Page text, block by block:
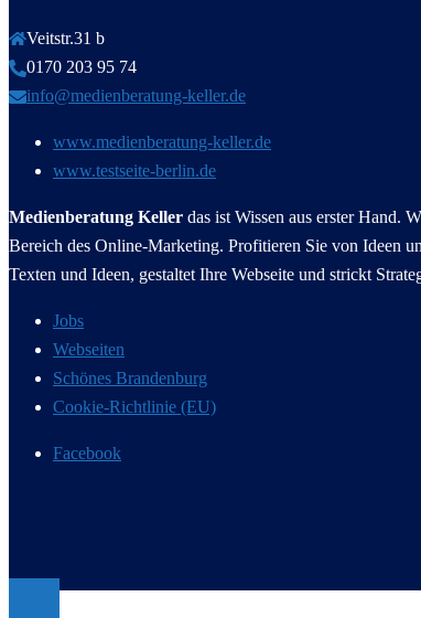
Veitstr.31 b
0170 203 95 74
info@medienberatung-keller.de
www.medienberatung-keller.de
www.testseite-berlin.de
Medienberatung Keller das ist Wissen aus erster Hand.
Bereich des Online-Marketing. Profitieren Sie von Ideen
Texten und Ideen, gestaltet Ihre Webseite und strickt
Jobs
Webseiten
Schönes Brandenburg
Cookie-Richtlinie (EU)
Facebook